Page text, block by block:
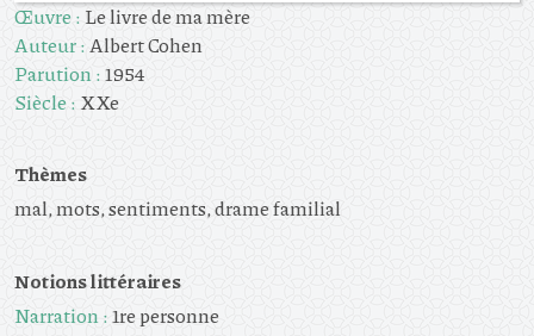
Œuvre :Le livre de ma mère
Auteur :Albert Cohen
Parution :1954
Siècle :XXe
Thèmes
mal, mots, sentiments, drame familial
Notions littéraires
Narration :1re personne